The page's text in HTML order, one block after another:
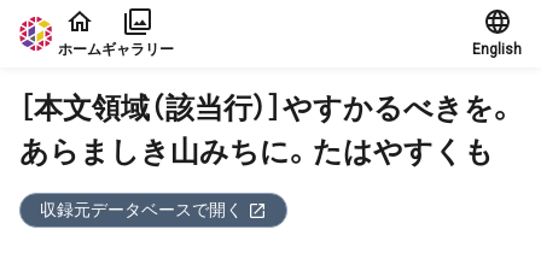
本文に飛ぶ
ホームギャラリー English
［本文領域（該当行）］やすかるべきを。
あらましき山みちに。たはやすくも
収録元データベースで開く